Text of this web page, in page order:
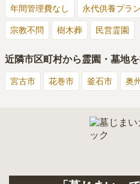
年間管理費なし 永代供養プラ
宗教不問 樹木葬 民営霊園
近隣市区町村から霊園・墓地
宮古市 花巻市 釜石市 奥